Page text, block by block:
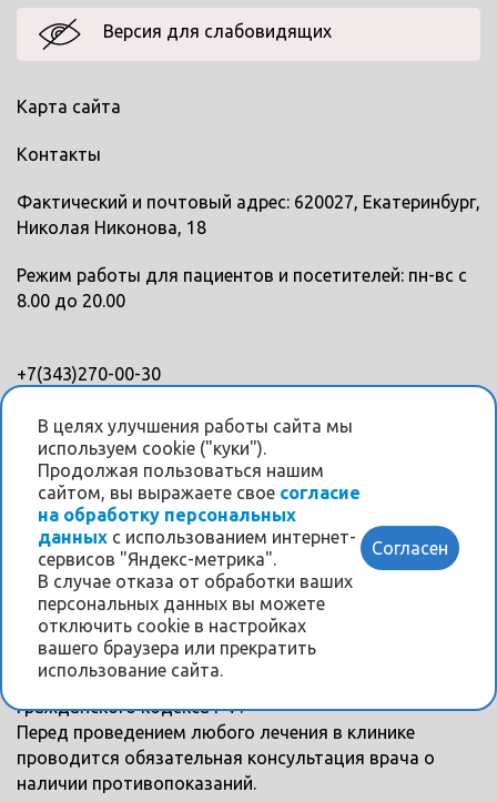
В целях улучшения работы сайта мы
используем cookie ("куки").
Продолжая пользоваться нашим
сайтом, вы выражаете свое согласие
на обработку персональных
данных с использованием интернет-
сервисов "Яндекс-метрика".
В случае отказа от обработки ваших
персональных данных вы можете
отключить cookie в настройках
вашего браузера или прекратить
использование сайта.
Согласен
Версия для слабовидящих
Карта сайта
Контакты
Фактический и почтовый адрес: 620027, Екатеринбург,
Николая Никонова, 18
Режим работы для пациентов и посетителей: пн-вс с
8.00 до 20.00
+7(343)270-00-30
Мы в соцсетях
Информация на данном интернет-сайте носит
исключительно ознакомительный характер и ни при
каких условиях не является публичной офертой,
определяемой положениями Статьи 437
Гражданского кодекса РФ.
Перед проведением любого лечения в клинике
проводится обязательная консультация врача о
наличии противопоказаний.